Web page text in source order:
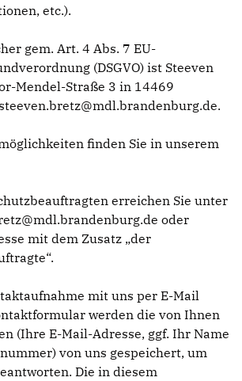
etc.).
gem. Art. 4 Abs. 7 EU-
(DSGVO) ist Steeven
Mendel-Straße 3 in 14469
finden Sie in unserem
erreichen Sie unter
oder
mit dem Zusatz „der
mit uns per E-Mail
werden die von Ihnen
(Ihre E-Mail-Adresse, ggf. Ihr Name
von uns gespeichert, um
Die in diesem